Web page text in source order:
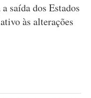
saída dos Estados
às alterações